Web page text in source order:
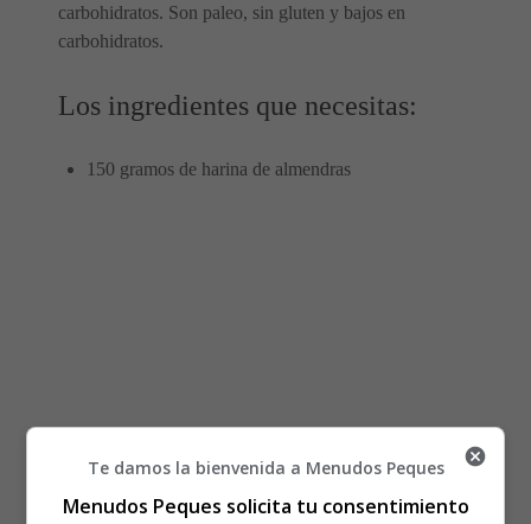
carbohidratos. Son paleo, sin gluten y bajos en
carbohidratos.
Los ingredientes que necesitas:
150 gramos de harina de almendras
Te damos la bienvenida a Menudos Peques
Menudos Peques solicita tu consentimiento